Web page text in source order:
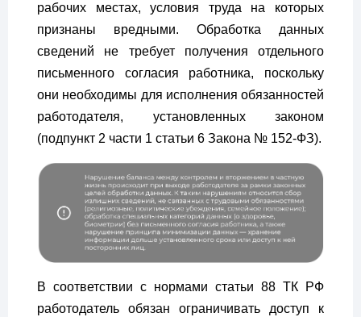
рабочих местах, условия труда на которых
признаны вредными. Обработка данных
сведений не требует получения отдельного
письменного согласия работника, поскольку
они необходимы для исполнения обязанностей
работодателя, установленных законом
(подпункт 2 части 1 статьи 6 Закона № 152-ФЗ).
В соответствии с нормами статьи 88 ТК РФ
работодатель обязан ограничивать доступ к